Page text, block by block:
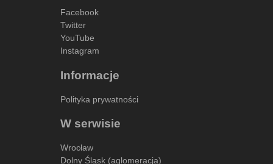
Facebook
Twitter
YouTube
Instagram
Informacje
Polityka prywatności
W serwisie
Wrocław
Dolny Śląsk (aglomeracja)